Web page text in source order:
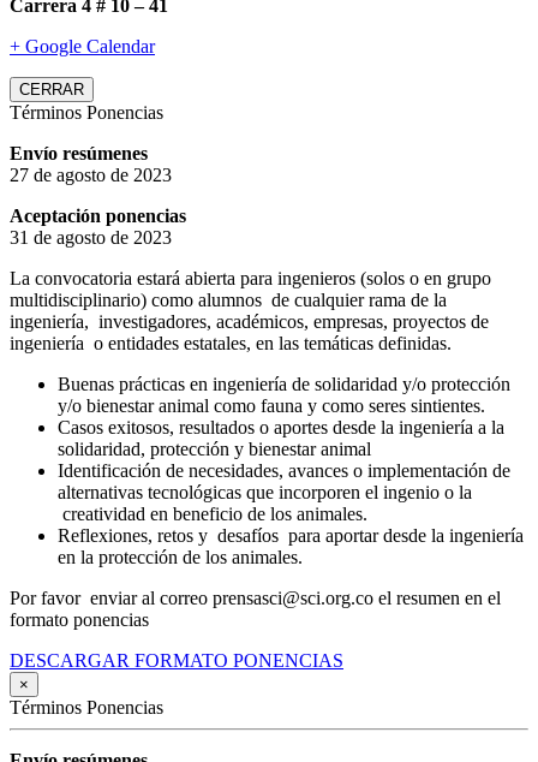
Carrera 4 # 10 – 41
+ Google Calendar
CERRAR
Términos Ponencias
Envío resúmenes
27 de agosto de 2023
Aceptación ponencias
31 de agosto de 2023
La convocatoria estará abierta para ingenieros (solos o en grupo
multidisciplinario) como alumnos de cualquier rama de la
ingeniería, investigadores, académicos, empresas, proyectos de
ingeniería o entidades estatales, en las temáticas definidas.
Buenas prácticas en ingeniería de solidaridad y/o protección
y/o bienestar animal como fauna y como seres sintientes.
Casos exitosos, resultados o aportes desde la ingeniería a la
solidaridad, protección y bienestar animal
Identificación de necesidades, avances o implementación de
alternativas tecnológicas que incorporen el ingenio o la
creatividad en beneficio de los animales.
Reflexiones, retos y desafíos para aportar desde la ingeniería
en la protección de los animales.
Por favor enviar al correo prensasci@sci.org.co el resumen en el
formato ponencias
DESCARGAR FORMATO PONENCIAS
×
Términos Ponencias